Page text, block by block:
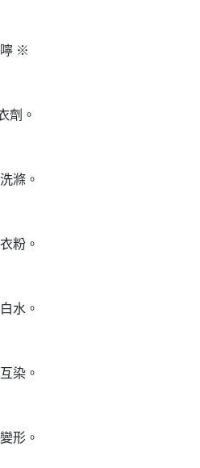
嚀 ※
劑。
滌。
粉。
水。
染。
形。